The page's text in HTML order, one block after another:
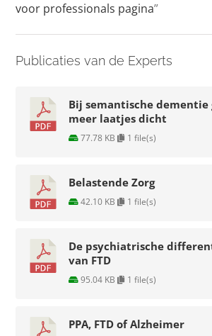
Zoeken
voor professionals pagina”
Publicaties van de Experts
Bij semantische dementie
meer laatjes dicht
77.78 KB 1 file(s)
Belastende Zorg
42.10 KB 1 file(s)
De psychiatrische
van FTD
95.04 KB 1 file(s)
PPA, FTD of Alzheimer